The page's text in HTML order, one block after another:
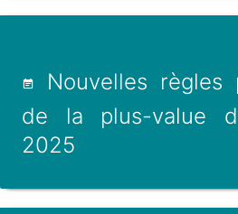
Nouvelles règles
de la plus-value
2025